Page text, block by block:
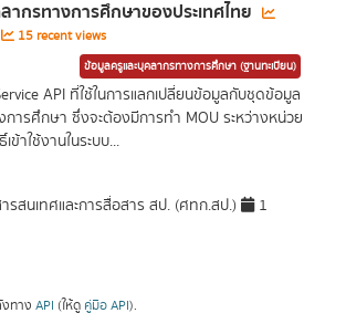
กรทางการศึกษาของประเทศไทย
15 recent views
ข้อมูลครูและบุคลากรทางการศึกษา (ฐานทะเบียน)
API ที่ใช้ในการแลกเปลี่ยนข้อมูลกับชุดข้อมูล
การศึกษา ซึ่งจะต้องมีการทำ MOU ระหว่างหน่วย
ข้าใช้งานในระบบ...
รสนเทศและการสื่อสาร สป. (ศทก.สป.)
1
ทาง API (ให้ดู คู่มือ API).